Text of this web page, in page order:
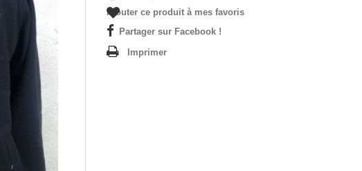
Ajouter ce produit à mes favoris
Partager sur Facebook !
Imprimer